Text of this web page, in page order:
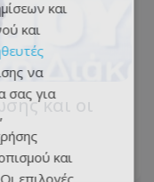
και οι
και
και
να
σας για
και
επιλογές